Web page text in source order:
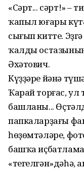
«Сәрт... сәрт!» –
ҡапыл юғары
сығып китте.
ҡалды
Әхәтович.
Күҙҙәре йәнә
Ҡарай торғас, ул
башланы...
папкаларҙағы
һөҙөмтәләре,
башҡа
«тегелгән»дәһә,